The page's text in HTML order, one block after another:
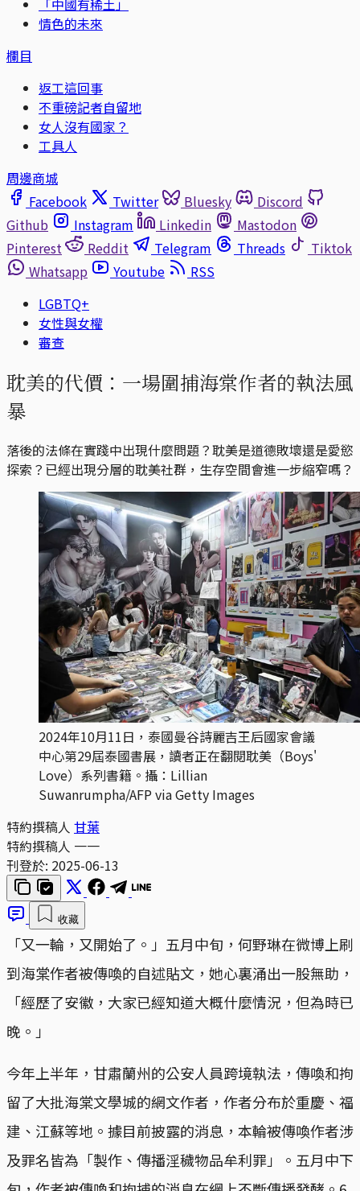
「中國有稀土」
情色的未來
欄目
返工這回事
不重磅記者自留地
女人沒有國家？
工具人
周邊商城
Facebook
Twitter Bluesky
Discord
Github
Instagram Linkedin
Mastodon
Pinterest
Reddit Telegram Threads
Tiktok
Whatsapp
Youtube
RSS
LGBTQ+
女性與女權
審查
耽美的代價：一場圍捕海棠作者的執法風
暴
落後的法條在實踐中出現什麼問題？耽美是道德敗壞還是愛慾
探索？已經出現分層的耽美社群，生存空間會進一步縮窄嗎？
2024年10月11日，泰國曼谷詩麗吉王后國家會議
中心第29屆泰國書展，讀者正在翻閱耽美（Boys'
Love）系列書籍。攝：Lillian
Suwanrumpha/AFP via Getty Images
特約撰稿人 甘葉
特約撰稿人 一一
刊登於: 2025-06-13
收藏
「又一輪，又開始了。」五月中旬，何野琳在微博上刷
到海棠作者被傳喚的自述貼文，她心裏涌出一股無助，
「經歷了安徽，大家已經知道大概什麼情況，但為時已
晚。」
今年上半年，甘肅蘭州的公安人員跨境執法，傳喚和拘
留了大批海棠文學城的網文作者，作者分布於重慶、福
建、江蘇等地。據目前披露的消息，本輪被傳喚作者涉
及罪名皆為「製作、傳播淫穢物品牟利罪」。五月中下